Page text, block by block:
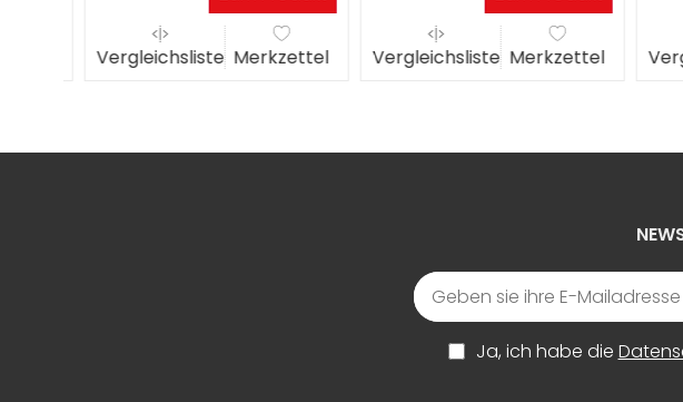
Vergleichsliste Merkzettel Vergleichsliste Merkzettel
Ja, ich habe die